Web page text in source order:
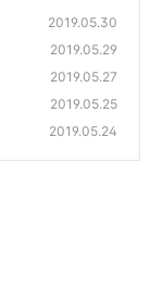
2019.05.30
2019.05.29
2019.05.27
2019.05.25
2019.05.24